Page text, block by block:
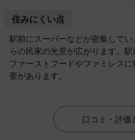
住みにくい点
駅前にスーパーなどが密集して
らの民家の光景が広がります。
ファーストフードやファミレス
要があります。
口コミ・評価